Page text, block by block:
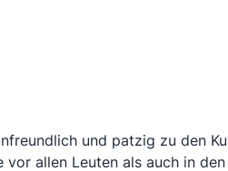
und patzig zu den
allen Leuten als auch in den